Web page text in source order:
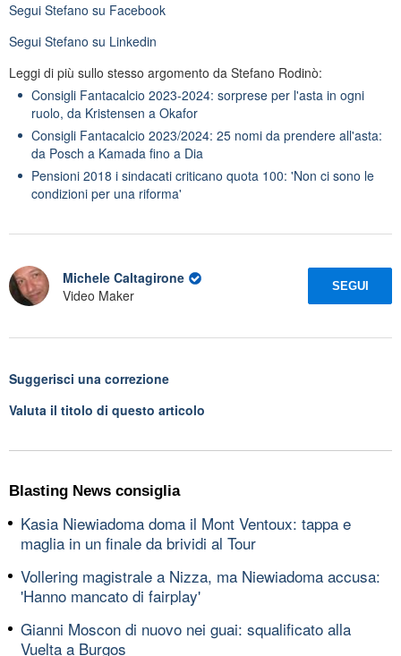
Segui Stefano su Facebook
Segui Stefano su Linkedin
Leggi di più sullo stesso argomento da Stefano Rodinò:
Consigli Fantacalcio 2023-2024: sorprese per l'asta in ogni
ruolo, da Kristensen a Okafor
Consigli Fantacalcio 2023/2024: 25 nomi da prendere all'asta:
da Posch a Kamada fino a Dia
Pensioni 2018 i sindacati criticano quota 100: 'Non ci sono le
condizioni per una riforma'
Michele Caltagirone
Video Maker
SEGUI
Suggerisci una correzione
Valuta il titolo di questo articolo
Blasting News consiglia
Kasia Niewiadoma doma il Mont Ventoux: tappa e
maglia in un finale da brividi al Tour
Vollering magistrale a Nizza, ma Niewiadoma accusa:
'Hanno mancato di fairplay'
Gianni Moscon di nuovo nei guai: squalificato alla
Vuelta a Burgos